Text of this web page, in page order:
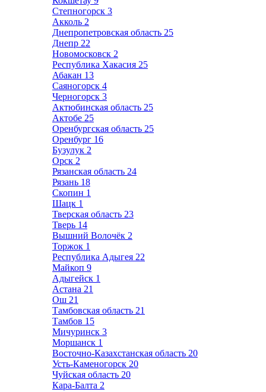
Степногорск 3
Акколь 2
Днепропетровская область 25
Днепр 22
Новомосковск 2
Республика Хакасия 25
Абакан 13
Саяногорск 4
Черногорск 3
Актюбинская область 25
Актобе 25
Оренбургская область 25
Оренбург 16
Бузулук 2
Орск 2
Рязанская область 24
Рязань 18
Скопин 1
Шацк 1
Тверская область 23
Тверь 14
Вышний Волочёк 2
Торжок 1
Республика Адыгея 22
Майкоп 9
Адыгейск 1
Астана 21
Ош 21
Тамбовская область 21
Тамбов 15
Мичуринск 3
Моршанск 1
Восточно-Казахстанская область 20
Усть-Каменогорск 20
Чуйская область 20
Кара-Балта 2